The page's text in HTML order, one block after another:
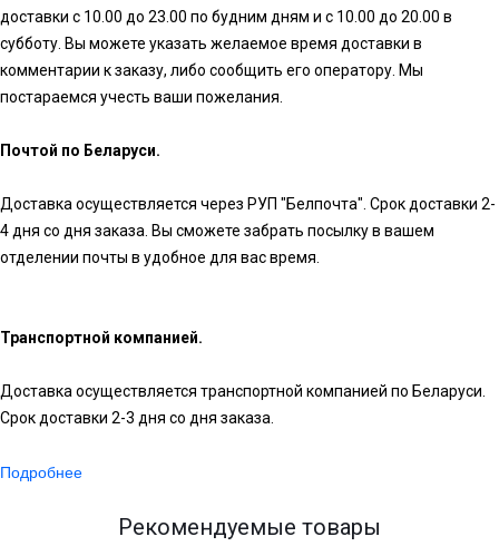
доставки с 10.00 до 23.00 по будним дням и с 10.00 до 20.00 в
субботу. Вы можете указать желаемое время доставки в
комментарии к заказу, либо сообщить его оператору. Мы
постараемся учесть ваши пожелания.
Почтой по Беларуси.
Доставка осуществляется через РУП "Белпочта". Срок доставки 2-
4 дня со дня заказа. Вы сможете забрать посылку в вашем
отделении почты в удобное для вас время.
Транспортной компанией.
Доставка осуществляется транспортной компанией по Беларуси.
Срок доставки 2-3 дня со дня заказа.
Подробнее
Рекомендуемые товары